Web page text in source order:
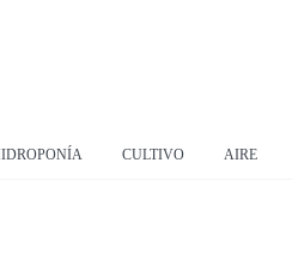
CULTIVO AIRE